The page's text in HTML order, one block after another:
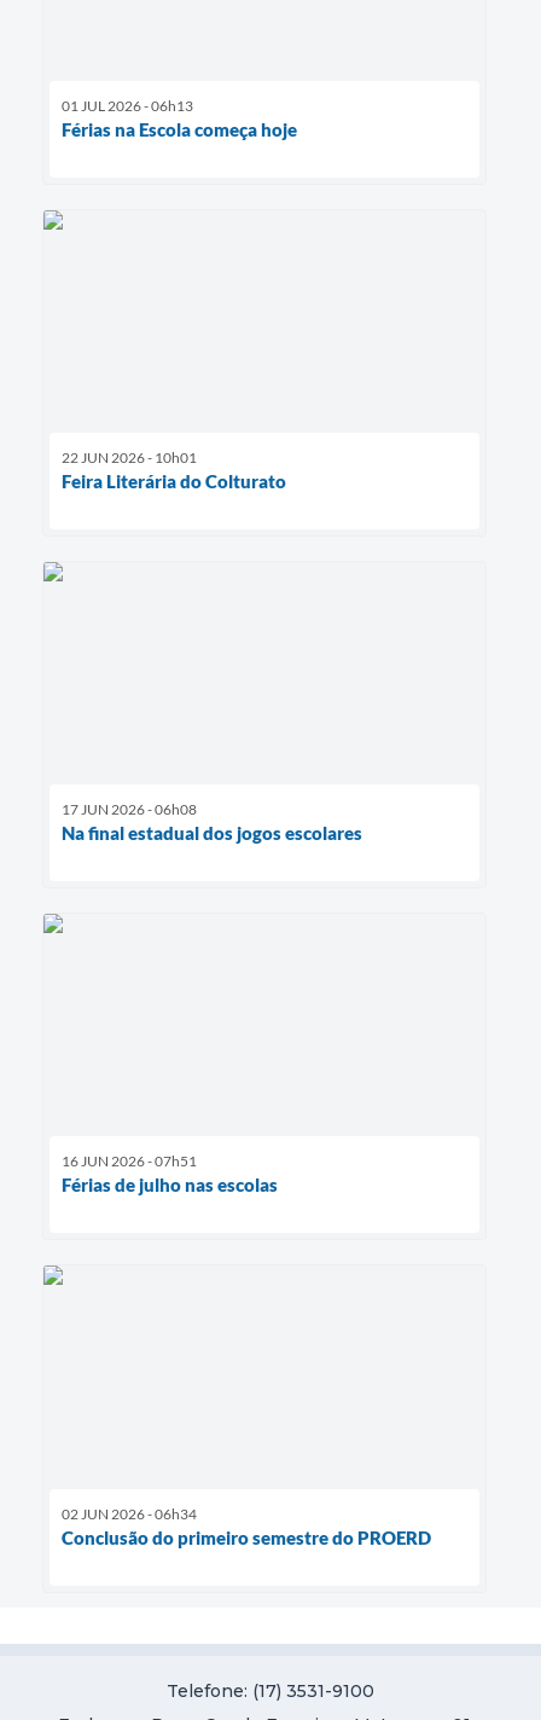
01 JUL 2026 - 06h13
Férias na Escola começa hoje
22 JUN 2026 - 10h01
Feira Literária do Colturato
17 JUN 2026 - 06h08
Na final estadual dos jogos escolares
16 JUN 2026 - 07h51
Férias de julho nas escolas
02 JUN 2026 - 06h34
Conclusão do primeiro semestre do PROERD
Telefone: (17) 3531-9100